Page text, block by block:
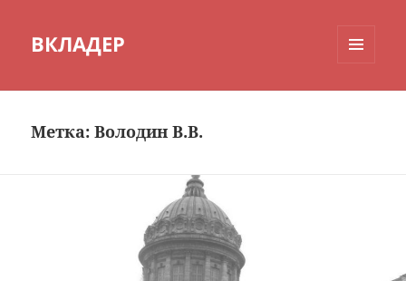
ВКЛАДЕР
Метка:Володин В.В.